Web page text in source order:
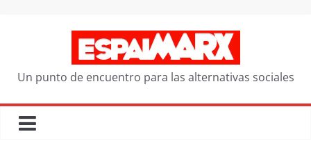
Un punto de encuentro para las alternativas sociales